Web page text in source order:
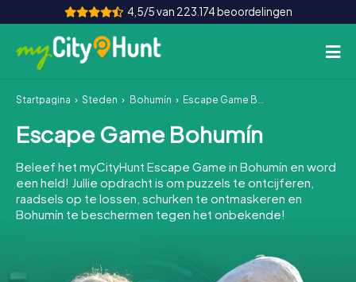
4,5/5 van 223.174 beoordelingen
Hoe het werkt
Steden
Tours
Teamevenement
Startpagina Steden Bohumín Escape Game Bohumín
Escape Game Bohumín
Beleef het myCityHunt Escape Game in Bohumín en word
een held! Jullie opdracht is om puzzels te ontcijferen,
raadsels op te lossen, schurken te ontmaskeren en
Bohumín te beschermen tegen het onbekende!